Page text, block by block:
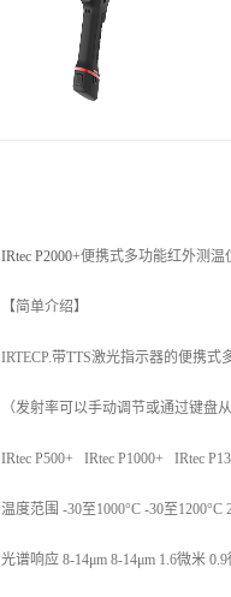
IRtec P2000+便携式多功能红外测温
【简单介绍】
IRTECP.带TTS激光指示器的便携
（发射率可以手动调节或通过键盘
IRtec P500+ IRtec P1000+ IRtec
温度范围 -30至1000°C -30至1200°C
光谱响应 8-14μm 8-14μm 1.6微米